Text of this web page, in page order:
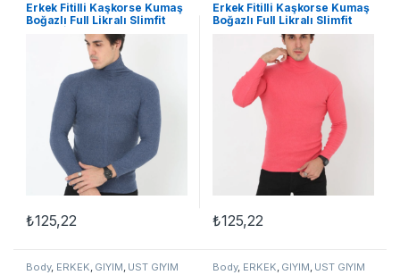
Erkek Fitilli Kaşkorse Kumaş
Boğazlı Full Likralı Slimfit
Body – İndigo
₺125,22
Erkek Fitilli Kaşkorse Kumaş
Boğazlı Full Likralı Slimfit
Body – Pembe
₺125,22
Body, ERKEK, GİYİM, ÜST GİYİM Body, ERKEK, GİYİM, ÜST GİYİM